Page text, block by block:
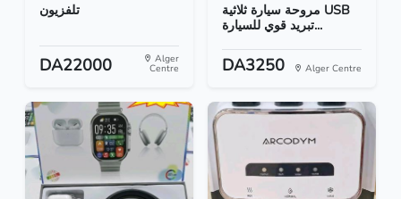
تلفزيون
DA22000 Alger
Centre
مروحة سيارة ثلاثية USB
تبريد قوي للسيارة...
DA3250 Alger Centre